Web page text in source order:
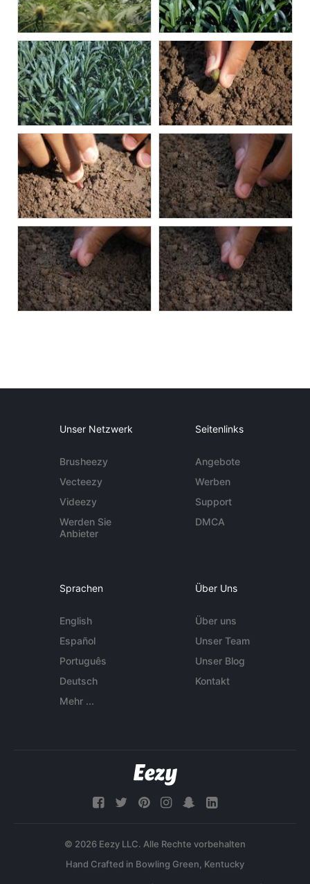
Unser Netzwerk
Brusheezy
Vecteezy
Videezy
Werden Sie
Anbieter
Seitenlinks
Angebote
Werben
Support
DMCA
Sprachen
English
Español
Português
Deutsch
Mehr ...
Über Uns
Über uns
Unser Team
Unser Blog
Kontakt
© 2026 Eezy LLC. Alle Rechte vorbehalten